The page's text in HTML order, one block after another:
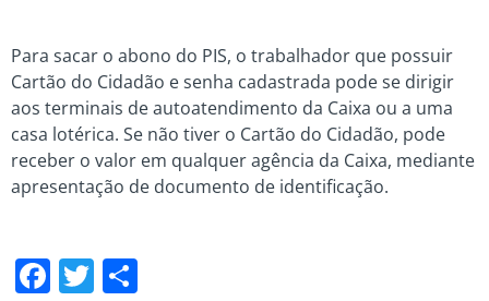
Para sacar o abono do PIS, o trabalhador que possuir
Cartão do Cidadão e senha cadastrada pode se dirigir
aos terminais de autoatendimento da Caixa ou a uma
casa lotérica. Se não tiver o Cartão do Cidadão, pode
receber o valor em qualquer agência da Caixa, mediante
apresentação de documento de identificação.
Facebook
Twitter